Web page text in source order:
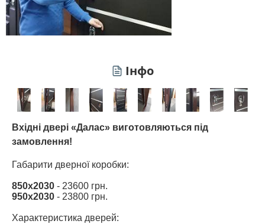
Інфо
Вхідні двері «Далас» виготовляються під
замовлення!
Габарити дверної коробки:
850х2030 - 23600 грн.
950х2030 - 23800 грн.
Характеристика дверей: